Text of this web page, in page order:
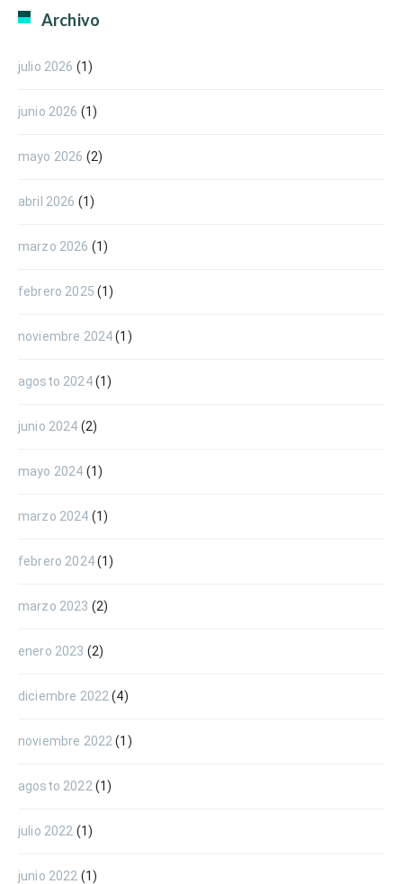
Archivo
julio 2026 (1)
junio 2026 (1)
mayo 2026 (2)
abril 2026 (1)
marzo 2026 (1)
febrero 2025 (1)
noviembre 2024(1)
agosto 2024(1)
junio 2024 (2)
mayo 2024 (1)
marzo 2024 (1)
febrero 2024(1)
marzo 2023 (2)
enero 2023 (2)
diciembre 2022 (4)
noviembre 2022 (1)
agosto 2022 (1)
julio 2022 (1)
junio 2022 (1)